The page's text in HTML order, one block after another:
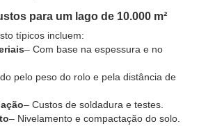
para um lago de 10.000 m²
típicos incluem:
– Com base na espessura e no
pelo peso do rolo e pela distância de
– Custos de soldadura e testes.
– Nivelamento e compactação do solo.